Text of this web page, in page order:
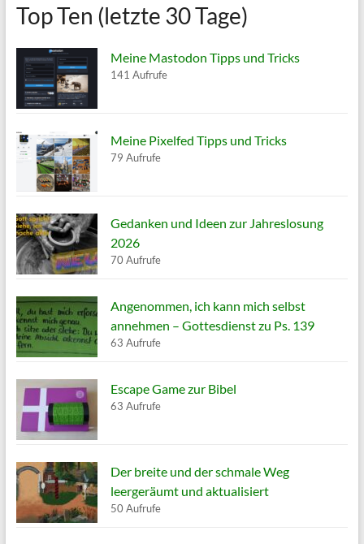
Top Ten (letzte 30 Tage)
Meine Mastodon Tipps und Tricks
141 Aufrufe
Meine Pixelfed Tipps und Tricks
79 Aufrufe
Gedanken und Ideen zur Jahreslosung
2026
70 Aufrufe
Angenommen, ich kann mich selbst
annehmen – Gottesdienst zu Ps. 139
63 Aufrufe
Escape Game zur Bibel
63 Aufrufe
Der breite und der schmale Weg
leergeräumt und aktualisiert
50 Aufrufe